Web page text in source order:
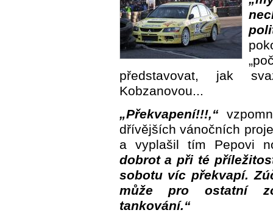
představovat, jak
Kobzanovou...
„Překvapení!!!,“
dřívějších vánočních
a vyplašil tím Pepovi
dobrot a při té
sobotu víc překvapí.
může pro ostatní
tankování.“